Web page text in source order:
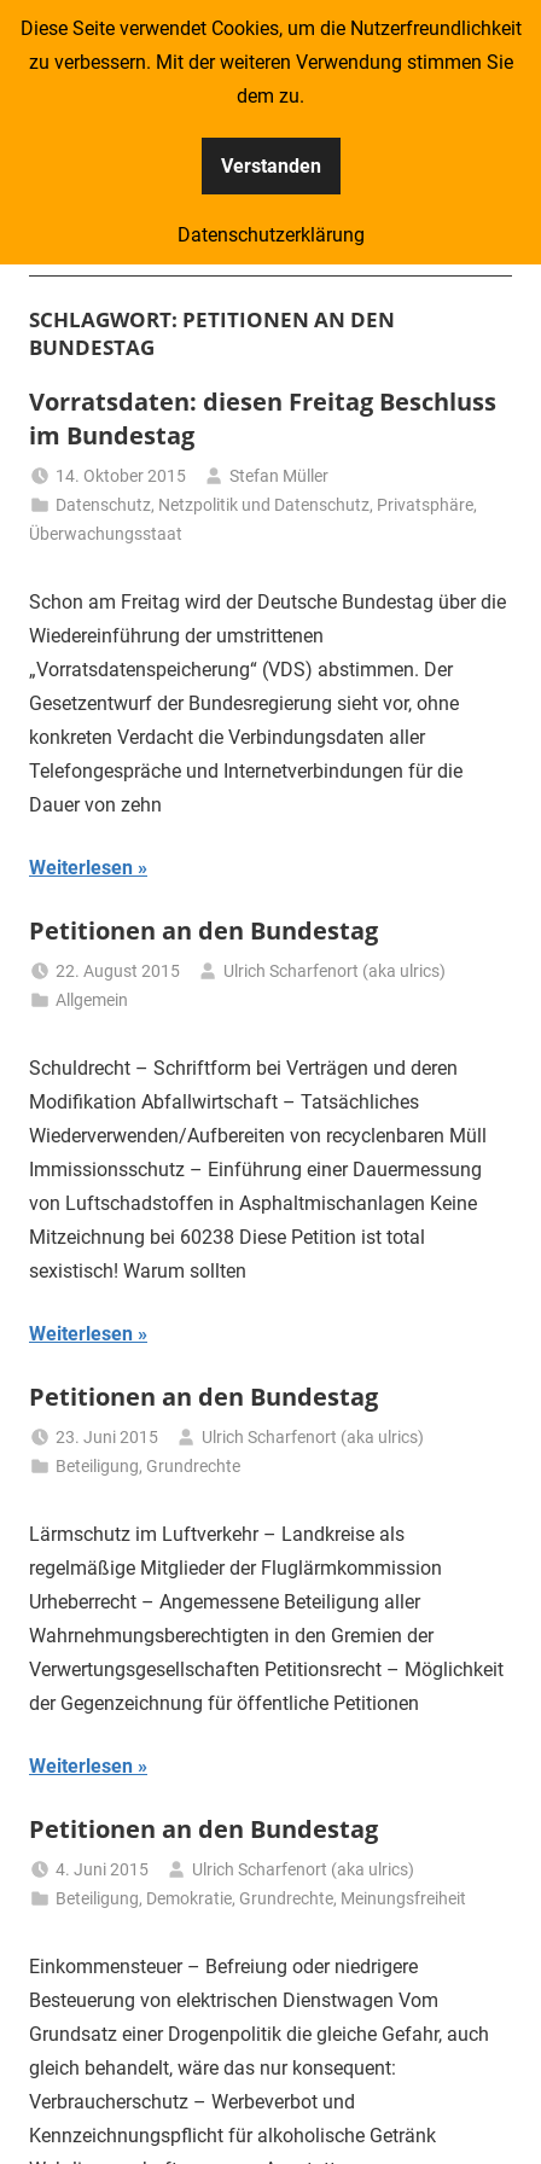
Zum
Kompass
–
Zeitung
für
Piraten
SCHLAGWORT: PETITIONEN AN DEN
BUNDESTAG
Vorratsdaten: diesen Freitag Beschluss
im Bundestag
14. Oktober 2015
Stefan Müller
Datenschutz, Netzpolitik und Datenschutz, Privatsphäre,
Überwachungsstaat
Schon am Freitag wird der Deutsche Bundestag über die
Wiedereinführung der umstrittenen
„Vorratsdatenspeicherung“ (VDS) abstimmen. Der
Gesetzentwurf der Bundesregierung sieht vor, ohne
konkreten Verdacht die Verbindungsdaten aller
Telefongespräche und Internetverbindungen für die
Dauer von zehn
Weiterlesen
Petitionen an den Bundestag
22. August 2015
Ulrich Scharfenort (aka ulrics)
Allgemein
Schuldrecht – Schriftform bei Verträgen und deren
Modifikation Abfallwirtschaft – Tatsächliches
Wiederverwenden/Aufbereiten von recyclenbaren Müll
Immissionsschutz – Einführung einer Dauermessung
von Luftschadstoffen in Asphaltmischanlagen Keine
Mitzeichnung bei 60238 Diese Petition ist total
sexistisch! Warum sollten
Weiterlesen
Petitionen an den Bundestag
23. Juni 2015
Ulrich Scharfenort (aka ulrics)
Beteiligung, Grundrechte
Lärmschutz im Luftverkehr – Landkreise als
regelmäßige Mitglieder der Fluglärmkommission
Urheberrecht – Angemessene Beteiligung aller
Wahrnehmungsberechtigten in den Gremien der
Verwertungsgesellschaften Petitionsrecht – Möglichkeit
der Gegenzeichnung für öffentliche Petitionen
Weiterlesen
Petitionen an den Bundestag
4. Juni 2015
Ulrich Scharfenort (aka ulrics)
Beteiligung, Demokratie, Grundrechte, Meinungsfreiheit
Einkommensteuer – Befreiung oder niedrigere
Besteuerung von elektrischen Dienstwagen Vom
Grundsatz einer Drogenpolitik die gleiche Gefahr, auch
gleich behandelt, wäre das nur konsequent:
Verbraucherschutz – Werbeverbot und
Kennzeichnungspflicht für alkoholische Getränk
Diese Seite verwendet Cookies, um die Nutzerfreundlichkeit
zu verbessern. Mit der weiteren Verwendung stimmen Sie
dem zu.
Verstanden
Datenschutzerklärung